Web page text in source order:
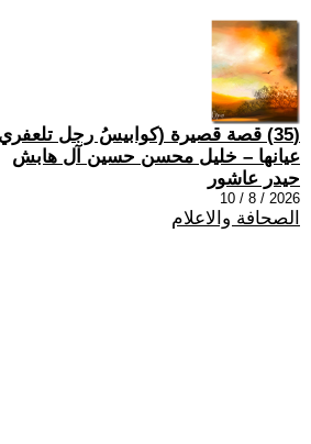
(35) قصة قصيرة (كوابيسُ رجل
عيانها – خليل محسن حسين آل هابش
حيدر عاشور
2026 / 8 / 10
الصحافة والاعلام